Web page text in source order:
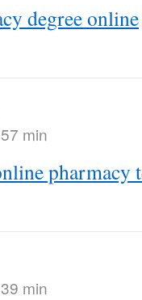
degree online
min
pharmacy
min